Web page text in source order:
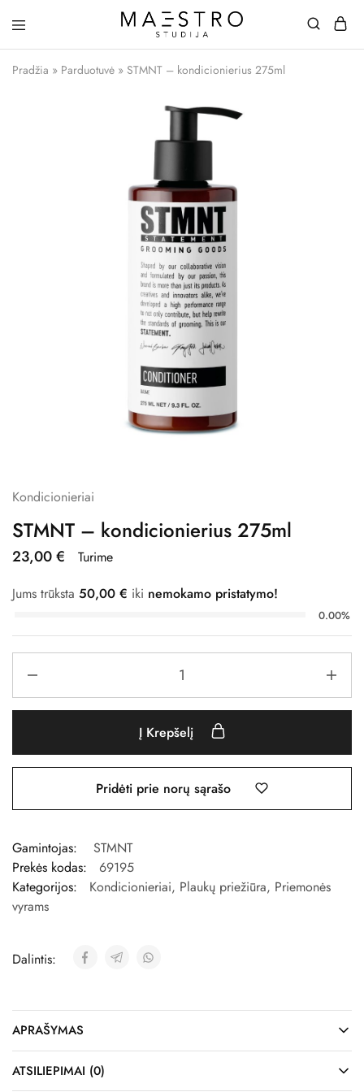
Studija
Pradžia » Parduotuvė » STMNT – kondicionierius 275ml
Kondicionieriai
STMNT – kondicionierius 275ml
23,00€
Turime
Jums trūksta 50,00 € iki nemokamo pristatymo!
0.00%
Į Krepšelį
Pridėti prie norų sąrašo
Gamintojas:
STMNT
Prekės kodas:
69195
Kategorijos:
Kondicionieriai, Plaukų priežiūra, Priemonės
vyrams
Dalintis:
APRAŠYMAS
ATSILIEPIMAI (0)